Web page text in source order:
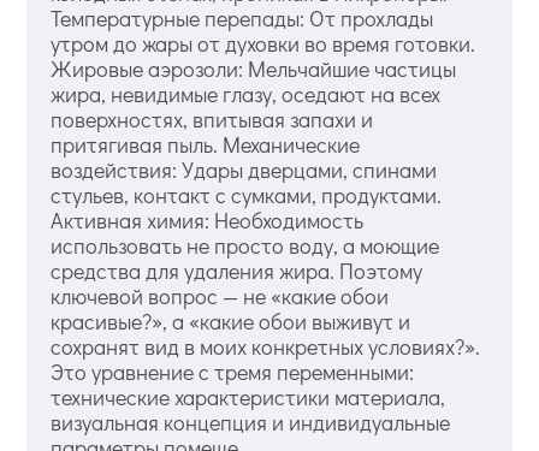
Температурные перепады: От прохлады
утром до жары от духовки во время готовки.
Жировые аэрозоли: Мельчайшие частицы
жира, невидимые глазу, оседают на всех
поверхностях, впитывая запахи и
притягивая пыль. Механические
воздействия: Удары дверцами, спинами
стульев, контакт с сумками, продуктами.
Активная химия: Необходимость
использовать не просто воду, а моющие
средства для удаления жира. Поэтому
ключевой вопрос — не «какие обои
красивые?», а «какие обои выживут и
сохранят вид в моих конкретных условиях?».
Это уравнение с тремя переменными:
технические характеристики материала,
визуальная концепция и индивидуальные